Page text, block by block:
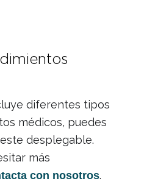
diferentes tipos
médicos, puedes
desplegable.
más
con nosotros.